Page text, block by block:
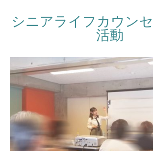
シニアライフカウン
活動